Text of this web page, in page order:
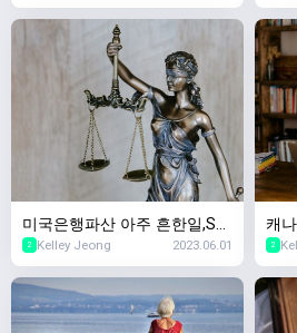
10,2023년 세계경제포럼
증
미국은행파산 아주 흔한일,SV
B파산 SNBY파산 마찬가지! 캐
나다 경제수업~
2 Kelley Jeong 2023.06.01
캐
육
려
2